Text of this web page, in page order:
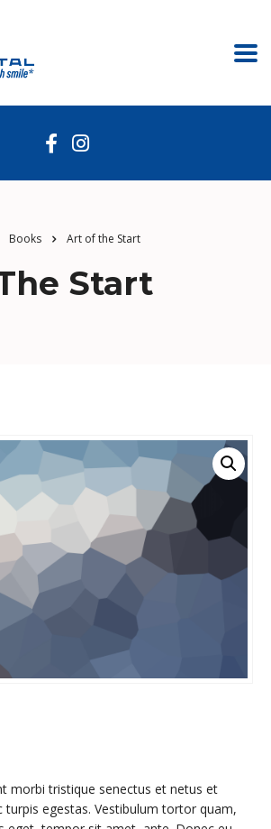
Books Art of the Start
Start
morbi tristique senectus et netus et
turpis egestas. Vestibulum tortor quam,